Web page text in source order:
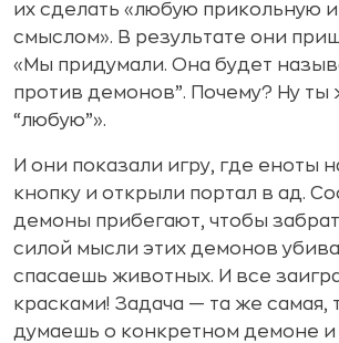
их сделать «любую прикольную
смыслом». В результате они
«Мы придумали. Она будет
против демонов”. Почему? Ну ты
“любую”».
И они показали игру, где еноты
кнопку и открыли портал в ад.
демоны прибегают, чтобы
силой мысли этих демонов
спасаешь животных. И все
красками! Задача — та же самая,
думаешь о конкретном демоне и